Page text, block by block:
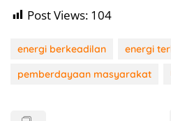
Post Views: 104
energi berkeadilan energi
pemberdayaan masyarakat